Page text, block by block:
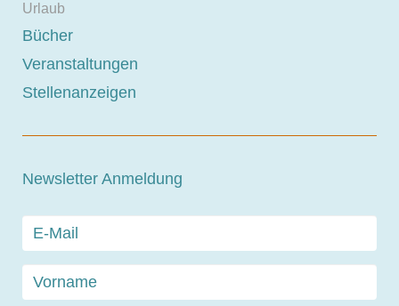
Urlaub
Bücher
Veranstaltungen
Stellenanzeigen
Newsletter Anmeldung